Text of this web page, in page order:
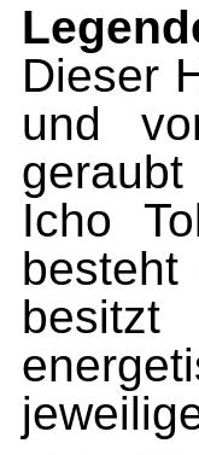
Dieser
und
Icho